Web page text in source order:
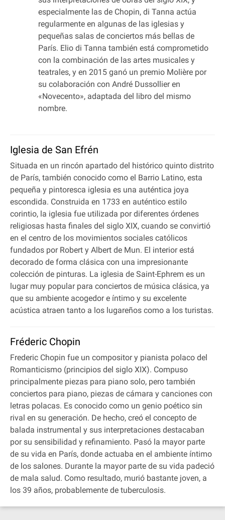
especialmente las de Chopin, di Tanna actúa
regularmente en algunas de las iglesias y
pequeñas salas de conciertos más bellas de
París. Elio di Tanna también está comprometido
con la combinación de las artes musicales y
teatrales, y en 2015 ganó un premio Molière por
su colaboración con André Dussollier en
«Novecento», adaptada del libro del mismo
nombre.
Iglesia de San Efrén
Situada en un rincón apartado del histórico quinto distrito
de París, también conocido como el Barrio Latino, esta
pequeña y pintoresca iglesia es una auténtica joya
escondida. Construida en 1733 en auténtico estilo
corintio, la iglesia fue utilizada por diferentes órdenes
religiosas hasta finales del siglo XIX, cuando se convirtió
en el centro de los movimientos sociales católicos
fundados por Robert y Albert de Mun. El interior está
decorado de forma clásica con una impresionante
colección de pinturas. La iglesia de Saint-Ephrem es un
lugar muy popular para conciertos de música clásica, ya
que su ambiente acogedor e íntimo y su excelente
acústica atraen tanto a los lugareños como a los turistas.
Fréderic Chopin
Frederic Chopin fue un compositor y pianista polaco del
Romanticismo (principios del siglo XIX). Compuso
principalmente piezas para piano solo, pero también
conciertos para piano, piezas de cámara y canciones con
letras polacas. Es conocido como un genio poético sin
rival en su generación. De hecho, creó el concepto de
balada instrumental y sus interpretaciones destacaban
por su sensibilidad y refinamiento. Pasó la mayor parte
de su vida en París, donde actuaba en el ambiente íntimo
de los salones. Durante la mayor parte de su vida padeció
de mala salud. Como resultado, murió bastante joven, a
los 39 años, probablemente de tuberculosis.